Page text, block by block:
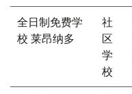
全日制免费学
校 莱昂纳多
社
区
学
校